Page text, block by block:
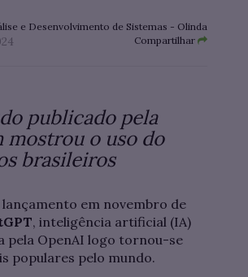
e Desenvolvimento de Sistemas - Olinda
Compartilhar
publicado pela
mostrou o uso do
brasileiros
lançamento em novembro de
, inteligência artificial (IA)
pela OpenAI logo tornou-se
populares pelo mundo.